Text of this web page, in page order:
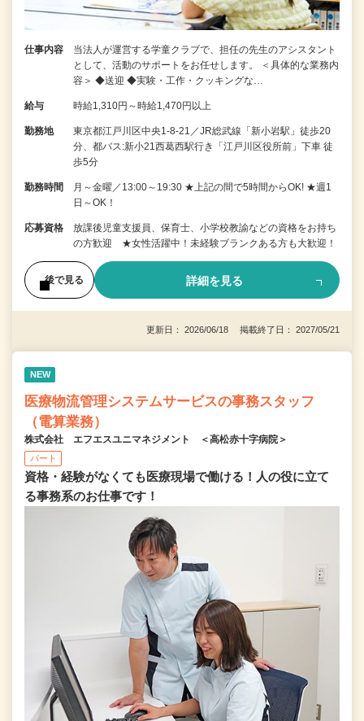
仕事内容
当法人が運営する学童クラブで、担任の先生のアシスタント
として、活動のサポートをお任せします。 ＜具体的な業務内
容＞ ◆送迎 ◆実験・工作・クッキングな…
給与 時給1,310円～時給1,470円以上
勤務地
東京都江戸川区中央1-8-21／JR総武線「新小岩駅」徒歩20
分、都バス:新小21西葛西駅行き「江戸川区役所前」下車 徒
歩5分
勤務時間
月～金曜／13:00～19:30 ★上記の間で5時間からOK! ★週1
日～OK！
応募資格
放課後児童支援員、保育士、小学校教諭などの資格をお持ち
の方歓迎 ★女性活躍中！未経験ブランクある方も大歓迎！
後で見る 詳細を見る
更新日： 2026/06/18 掲載終了日： 2027/05/21
NEW
医療物流管理システムサービスの事務スタッフ
（電算業務）
株式会社 エフエスユニマネジメント ＜高松赤十字病院＞
パート
資格・経験がなくても医療現場で働ける！人の役に立て
る事務系のお仕事です！